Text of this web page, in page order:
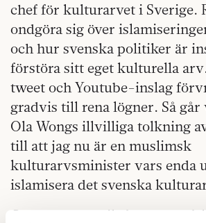
chef för kulturarvet i Sverige.
ondgöra sig över
och hur svenska politiker är
förstöra sitt eget kulturella
tweet och Youtube-inslag
gradvis till rena lögner. Så
Ola Wongs illvilliga tolkning
till att jag nu är en muslimsk
kulturarvsminister vars enda
islamisera det svenska
Genom att subtilt förvränga